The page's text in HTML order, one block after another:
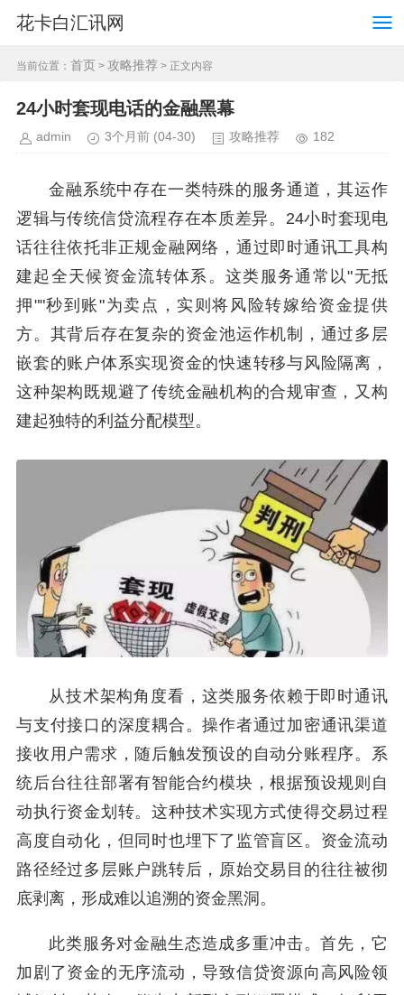
花卡白汇讯网
当前位置： 首页 > 攻略推荐 > 正文内容
24小时套现电话的金融黑幕
admin 3个月前 (04-30) 攻略推荐 182
金融系统中存在一类特殊的服务通道，其运作
逻辑与传统信贷流程存在本质差异。24小时套现电
话往往依托非正规金融网络，通过即时通讯工具构
建起全天候资金流转体系。这类服务通常以"无抵
押""秒到账"为卖点，实则将风险转嫁给资金提供
方。其背后存在复杂的资金池运作机制，通过多层
嵌套的账户体系实现资金的快速转移与风险隔离，
这种架构既规避了传统金融机构的合规审查，又构
建起独特的利益分配模型。
从技术架构角度看，这类服务依赖于即时通讯
与支付接口的深度耦合。操作者通过加密通讯渠道
接收用户需求，随后触发预设的自动分账程序。系
统后台往往部署有智能合约模块，根据预设规则自
动执行资金划转。这种技术实现方式使得交易过程
高度自动化，但同时也埋下了监管盲区。资金流动
路径经过多层账户跳转后，原始交易目的往往被彻
底剥离，形成难以追溯的资金黑洞。
此类服务对金融生态造成多重冲击。首先，它
加剧了资金的无序流动，导致信贷资源向高风险领